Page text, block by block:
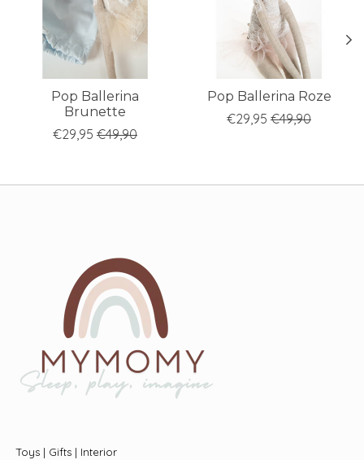
Pop Ballerina
Brunette
€29,95 €49,90
Pop Ballerina Roze
€29,95 €49,90
Toys | Gifts | Interior